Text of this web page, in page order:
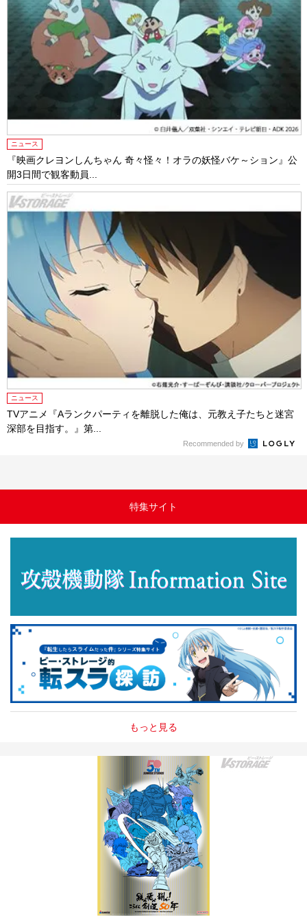
ニュース
『映画クレヨンしんちゃん 奇々怪々！オラの妖怪バケ～ション』公
開3日間で観客動員...
ニュース
TVアニメ『Aランクパーティを離脱した俺は、元教え子たちと迷宮
深部を目指す。』第...
Recommended by
特集サイト
もっと見る